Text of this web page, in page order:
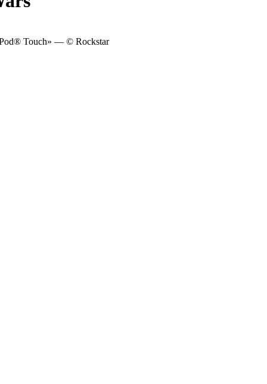
Touch» — © Rockstar